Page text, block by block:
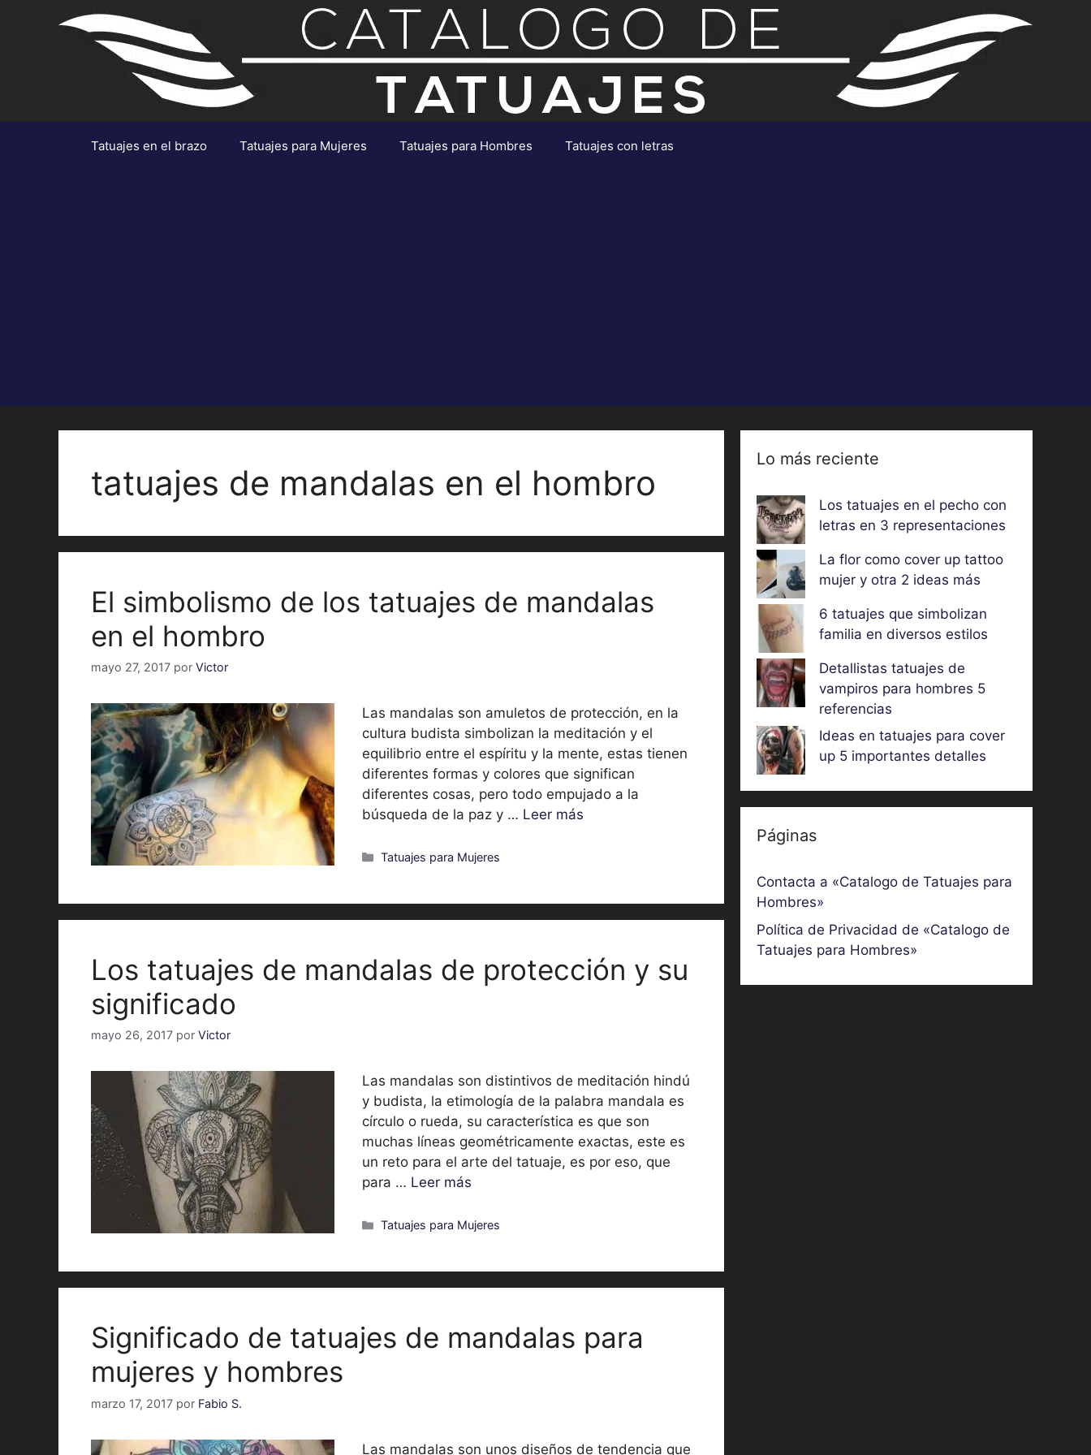
Tatuajes en el brazo Tatuajes para Mujeres Tatuajes para Hombres Tatuajes con letras
tatuajes de mandalas en el hombro
El simbolismo de los tatuajes de mandalas
en el hombro
mayo 27, 2017 por Victor
Las mandalas son amuletos de protección, en la
cultura budista simbolizan la meditación y el
equilibrio entre el espíritu y la mente, estas tienen
diferentes formas y colores que significan
diferentes cosas, pero todo empujado a la
búsqueda de la paz y … Leer más
Categorías
Tatuajes para Mujeres
Los tatuajes de mandalas de protección y su
significado
mayo 26, 2017 por Victor
Las mandalas son distintivos de meditación hindú
y budista, la etimología de la palabra mandala es
círculo o rueda, su característica es que son
muchas líneas geométricamente exactas, este es
un reto para el arte del tatuaje, es por eso, que
para … Leer más
Categorías
Tatuajes para Mujeres
Significado de tatuajes de mandalas para
mujeres y hombres
marzo 17, 2017 por Fabio S.
Las mandalas son unos diseños de tendencia que
Lo más reciente
Los tatuajes en el pecho con
letras en 3 representaciones
La flor como cover up tattoo
mujer y otra 2 ideas más
6 tatuajes que simbolizan
familia en diversos estilos
Detallistas tatuajes de
vampiros para hombres 5
referencias
Ideas en tatuajes para cover
up 5 importantes detalles
Páginas
Contacta a «Catalogo de Tatuajes para
Hombres»
Política de Privacidad de «Catalogo de
Tatuajes para Hombres»